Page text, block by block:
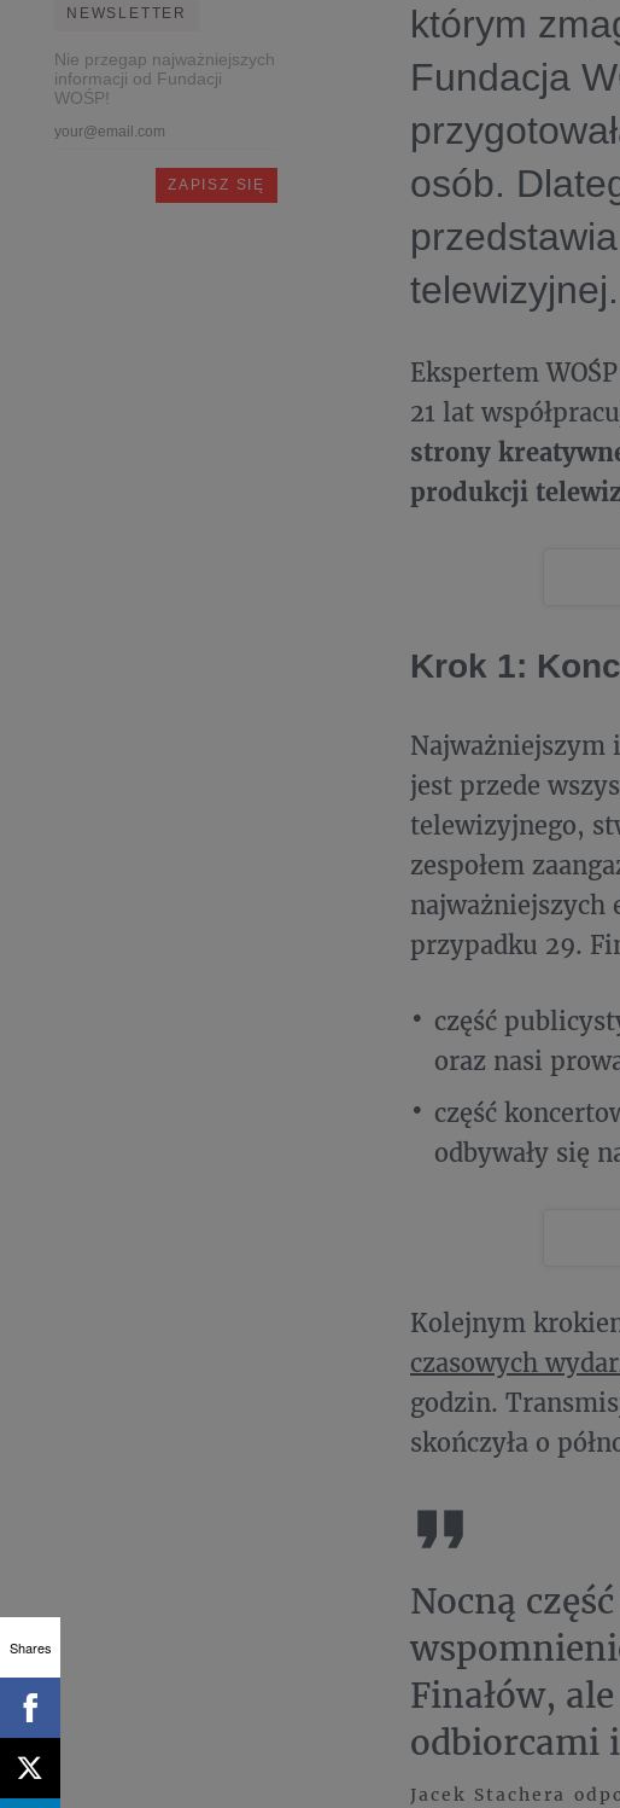
NEWSLETTER
Nie przegap najważniejszych
informacji od Fundacji
WOŚP!
którym
Fundacja
osób.
telewizyjnej.
Ekspertem
21 lat
strony
produkcji
Krok 1:
Najważniejszym
jest przede
telewizyjnego,
zespołem
najważniejszych
przypadku 29.
część
oraz nasi
część
odbywały się
Kolejnym
czasowych
godzin.
skończyła o
Nocną
Finałów,
odbiorcami
Jacek Stachera
Shares